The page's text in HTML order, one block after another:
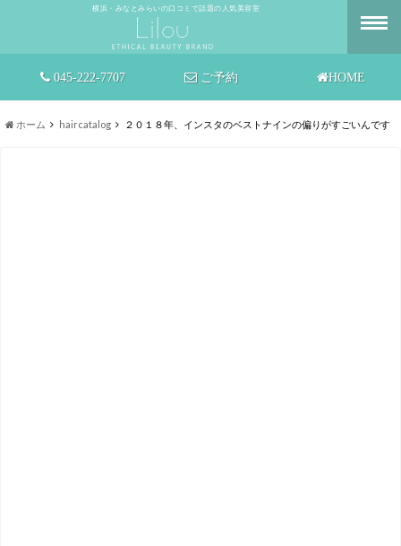
横浜・みなとみらいの口コミで話題の人気美容室
HOME
ご予約
045-222-7707
ホーム haircatalog ２０１８年、インスタのベストナインの偏りがすごいんです